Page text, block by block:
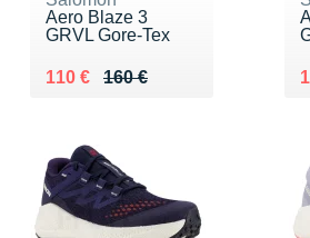
Aero Blaze 3
GRVL Gore-Tex
160 €
Au lieu de 160 €
110 €
Vendu 110 €